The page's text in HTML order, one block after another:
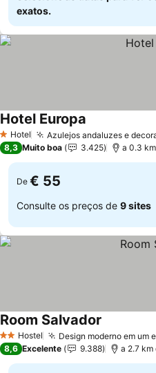
exatos.
1 Estrelas
Hotel Azulejos andaluzes e
Hotel Europa
8,3 Muito boa 3.425 a 0.3
De € 55
Consulte os preços de 9 sites
2 Estrelas
Hostel Design moderno em um
Room Salvador
8,6 Excelente 9.388